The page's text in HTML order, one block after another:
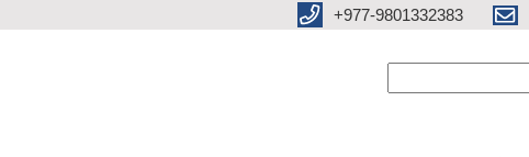
+977-9801332383